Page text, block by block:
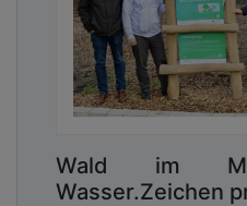
Wald im
Wasser.Zeichen